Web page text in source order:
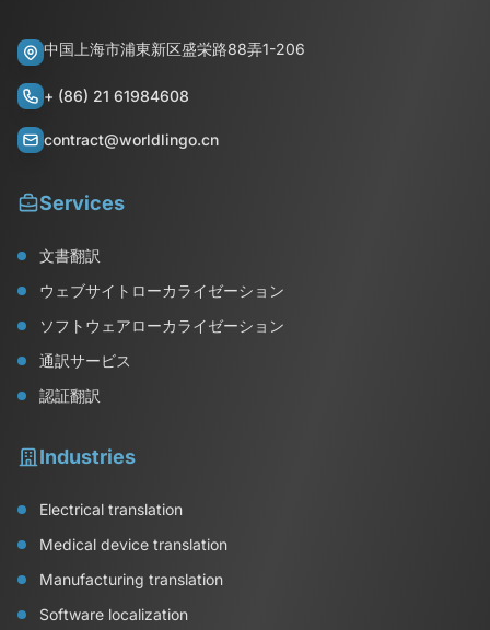
中国上海市浦東新区盛栄路88弄1-206
+ (86) 21 61984608
contract@worldlingo.cn
Services
文書翻訳
ウェブサイトローカライゼーション
ソフトウェアローカライゼーション
通訳サービス
認証翻訳
Industries
Electrical translation
Medical device translation
Manufacturing translation
Software localization